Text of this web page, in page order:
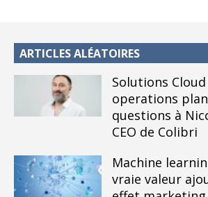
ARTICLES ALÉATOIRES
Solutions
operations
questions à
CEO de Colibri
Machine
vraie valeur